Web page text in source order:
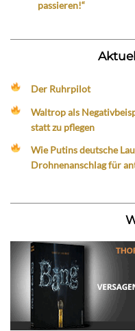
passieren!“
Der Ruhrpilot
Waltrop als
statt zu pflegen
Wie Putins deutsche
Drohnenanschlag für